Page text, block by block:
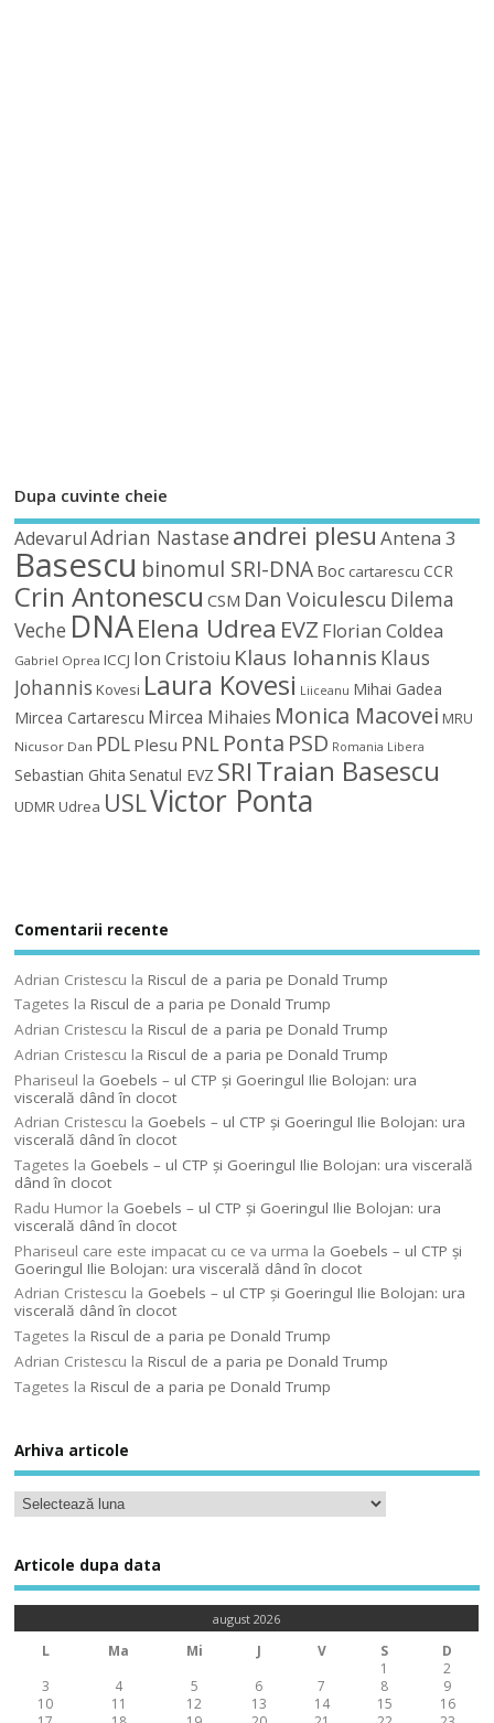
Dupa cuvinte cheie
Adevarul Adrian Nastaseandrei plesuAntena 3
Basescu binomul SRI-DNA Boc cartarescu CCR
Crin Antonescu CSM Dan Voiculescu Dilema
Veche DNAElena Udrea EVZ Florian Coldea
Gabriel Oprea ICCJ Ion Cristoiu Klaus Iohannis Klaus
Johannis Kovesi Laura Kovesi Liiceanu Mihai Gadea
Mircea Cartarescu Mircea Mihaies Monica Macovei MRU
Nicusor Dan PDL Plesu PNL Ponta PSD Romania Libera
Sebastian Ghita Senatul EVZ SRITraian Basescu
UDMRUdrea USLVictor Ponta
Comentarii recente
Adrian Cristescu laRiscul de a paria pe Donald Trump
Tagetes laRiscul de a paria pe Donald Trump
Adrian Cristescu laRiscul de a paria pe Donald Trump
Adrian Cristescu laRiscul de a paria pe Donald Trump
Phariseul la Goebels – ul CTP şi Goeringul Ilie Bolojan: ura
viscerală dând în clocot
Adrian Cristescu la Goebels – ul CTP şi Goeringul Ilie Bolojan: ura
viscerală dând în clocot
Tagetes la Goebels – ul CTP şi Goeringul Ilie Bolojan: ura viscerală
dând în clocot
Radu Humor la Goebels – ul CTP şi Goeringul Ilie Bolojan: ura
viscerală dând în clocot
Phariseul care este impacat cu ce va urma la Goebels – ul CTP şi
Goeringul Ilie Bolojan: ura viscerală dând în clocot
Adrian Cristescu la Goebels – ul CTP şi Goeringul Ilie Bolojan: ura
viscerală dând în clocot
Tagetes laRiscul de a paria pe Donald Trump
Adrian Cristescu laRiscul de a paria pe Donald Trump
Tagetes laRiscul de a paria pe Donald Trump
Arhiva articole
Articole dupa data
august 2026
L Ma Mi J V S
D
1
2
3
4 5 6 7 8
9
10
11 12 13 14 15
16